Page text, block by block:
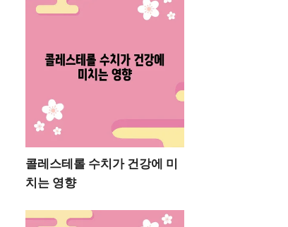
콜레스테롤 수치가 건강에 미
치는 영향